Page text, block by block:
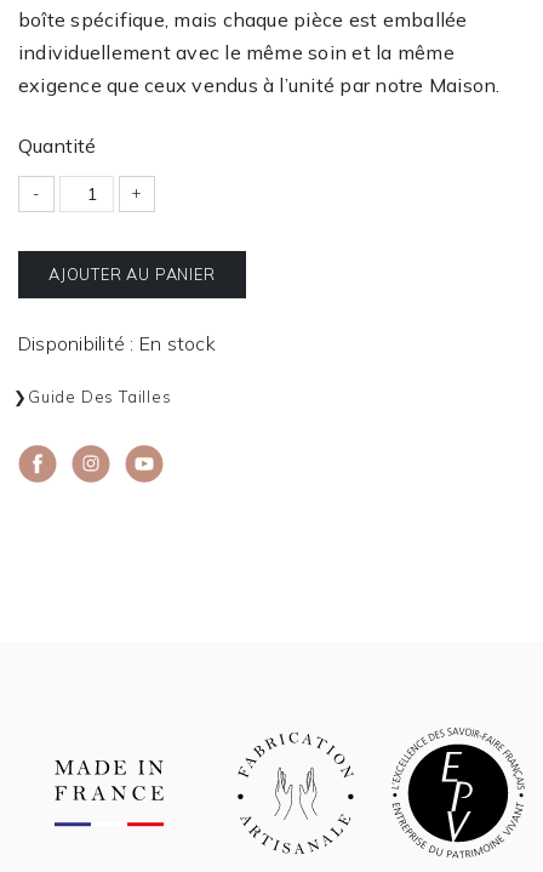
boîte spécifique, mais chaque pièce est emballée
individuellement avec le même soin et la même
exigence que ceux vendus à l’unité par notre Maison.
Quantité
- +
AJOUTER AU PANIER
Disponibilité : En stock
Guide Des Tailles